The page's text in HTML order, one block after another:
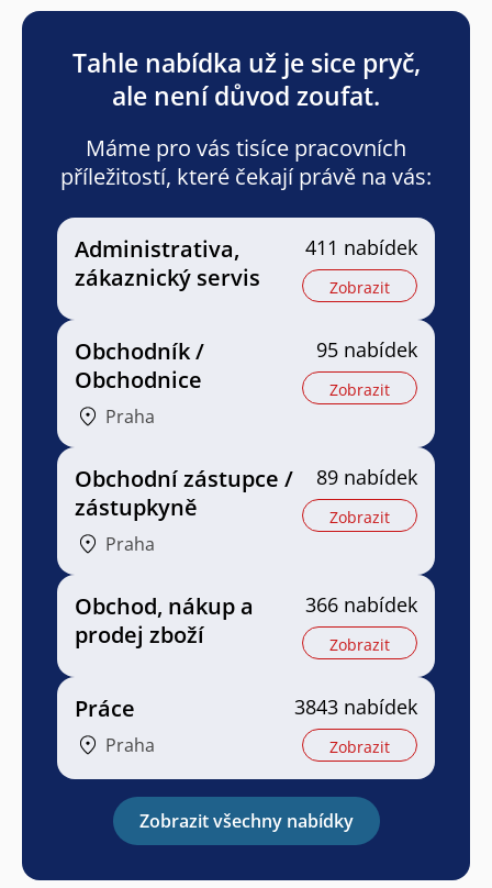
Tahle nabídka už je sice pryč,
ale není důvod zoufat.
Máme pro vás tisíce pracovních
příležitostí, které čekají právě na vás:
Administrativa,
zákaznický servis
411 nabídek
Zobrazit
Obchodník /
Obchodnice
Praha
95 nabídek
Zobrazit
Obchodní zástupce /
zástupkyně
Praha
89 nabídek
Zobrazit
Obchod, nákup a
prodej zboží
366 nabídek
Zobrazit
Práce
Praha
3843 nabídek
Zobrazit
Zobrazit všechny nabídky